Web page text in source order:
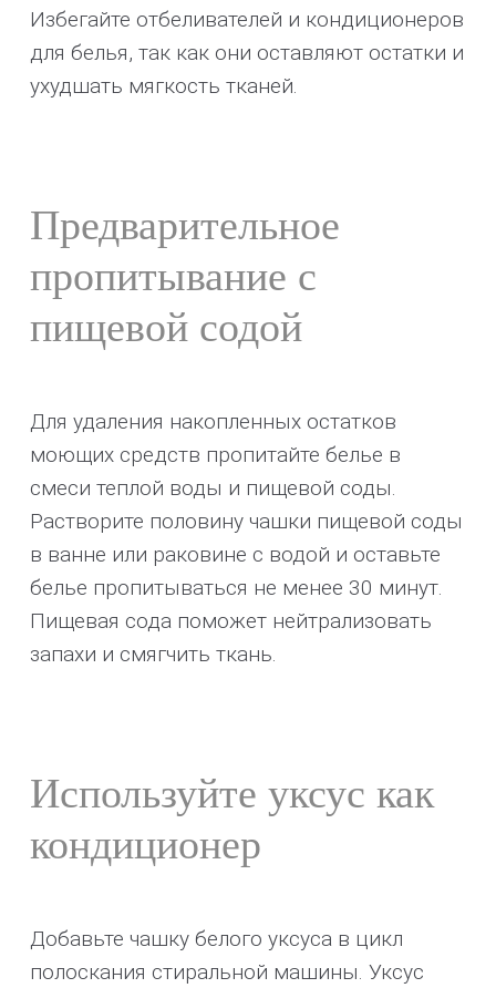
Избегайте отбеливателей и кондиционеров
для белья, так как они оставляют остатки и
ухудшать мягкость тканей.
Предварительное
пропитывание с
пищевой содой
Для удаления накопленных остатков
моющих средств пропитайте белье в
смеси теплой воды и пищевой соды.
Растворите половину чашки пищевой соды
в ванне или раковине с водой и оставьте
белье пропитываться не менее 30 минут.
Пищевая сода поможет нейтрализовать
запахи и смягчить ткань.
Используйте уксус как
кондиционер
Добавьте чашку белого уксуса в цикл
полоскания стиральной машины. Уксус